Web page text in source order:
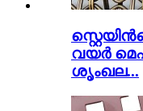
വയർ
ശൃംഖല...